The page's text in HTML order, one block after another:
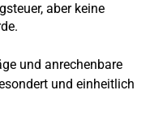
aber keine
und anrechenbare
und einheitlich